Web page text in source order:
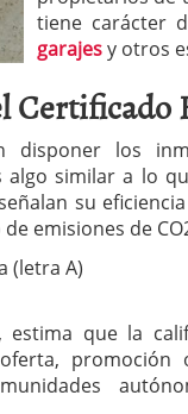
de noviembre de 2025
un software punto de
tiene carácter
garajesy otros
Certificado
disponer los
algo similar a lo
su
emisiones de
(letra A)
que la